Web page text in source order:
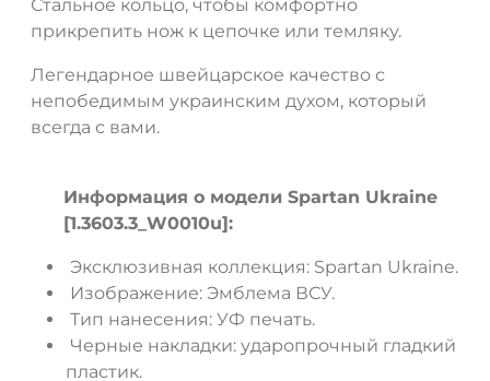
Стальное кольцо, чтобы комфортно
прикрепить нож к цепочке или темляку.
Легендарное швейцарское качество с
непобедимым украинским духом, который
всегда с вами.
Информация о модели Spartan Ukraine
[1.3603.3_W0010u]:
Эксклюзивная коллекция: Spartan Ukraine.
Изображение: Эмблема ВСУ.
Тип нанесения: УФ печать.
Черные накладки: ударопрочный гладкий
пластик.
ДА НЕТ